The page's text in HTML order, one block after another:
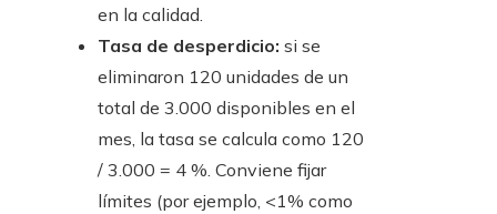
en la calidad.
Tasa de desperdicio: si se
eliminaron 120 unidades de un
total de 3.000 disponibles en el
mes, la tasa se calcula como 120
/ 3.000 = 4 %. Conviene fijar
límites (por ejemplo, <1% como